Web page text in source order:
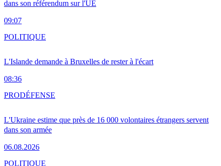
dans son référendum sur l'UE
09:07
L'Islande demande à Bruxelles de rester à l'écart
08:36
POLITIQUE
L'Ukraine estime que près de 16 000 volontaires étrangers servent
dans son armée
06.08.2026
PRODÉFENSE
POLITIQUE